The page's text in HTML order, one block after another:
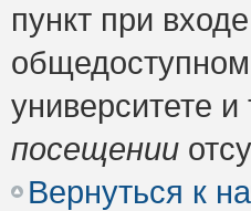
пункт при
университете
посещении
Вернуться к